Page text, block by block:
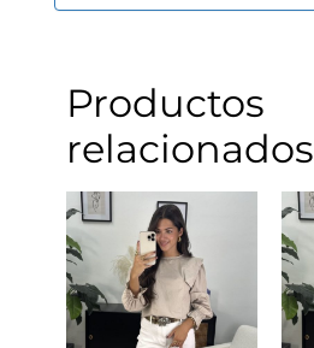
Productos
relacionados